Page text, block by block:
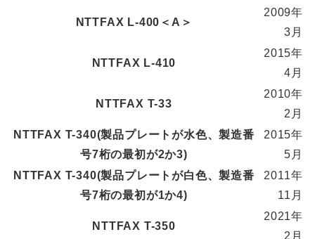
NTTFAX L-400＜A＞
2009年
3月
NTTFAX L-410
2015年
4月
NTTFAX T-33
2010年
2月
NTTFAX T-340(製品プレートが水色、製造番
号7桁の最初が2か3)
2015年
5月
NTTFAX T-340(製品プレートが白色、製造番
号7桁の最初が1か4)
2011年
11月
NTTFAX T-350
2021年
2月